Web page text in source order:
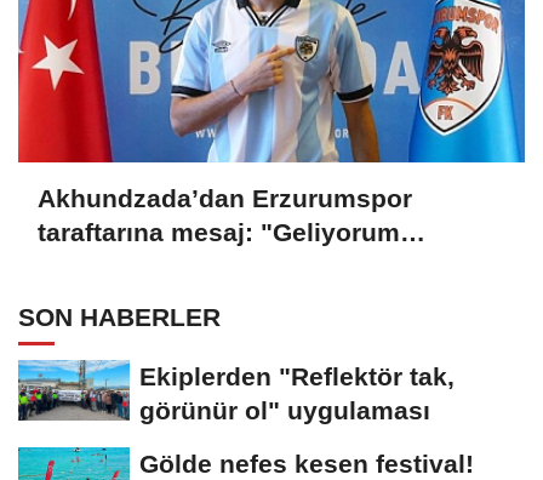
Akhundzada’dan Erzurumspor
taraftarına mesaj: "Geliyorum
SON HABERLER
Ekiplerden "Reflektör tak,
görünür ol" uygulaması
Gölde nefes kesen festival!